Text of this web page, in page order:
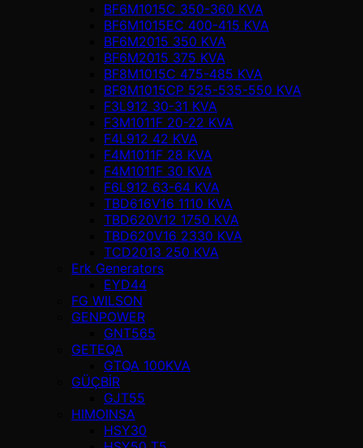
BF6M1015C 350-360 KVA
BF6M1015EC 400-415 KVA
BF6M2015 350 KVA
BF6M2015 375 KVA
BF8M1015C 475-485 KVA
BF8M1015CP 525-535-550 KVA
F3L912 30-31 KVA
F3M1011F 20-22 KVA
F4L912 42 KVA
F4M1011F 28 KVA
F4M1011F 30 KVA
F6L912 63-64 KVA
TBD616V16 1110 KVA
TBD620V12 1750 KVA
TBD620V16 2330 KVA
TCD2013 250 KVA
Erk Generators
EYD44
FG WILSON
GENPOWER
GNT565
GETEQA
GTQA 100KVA
GÜÇBİR
GJT55
HIMOINSA
HSY30